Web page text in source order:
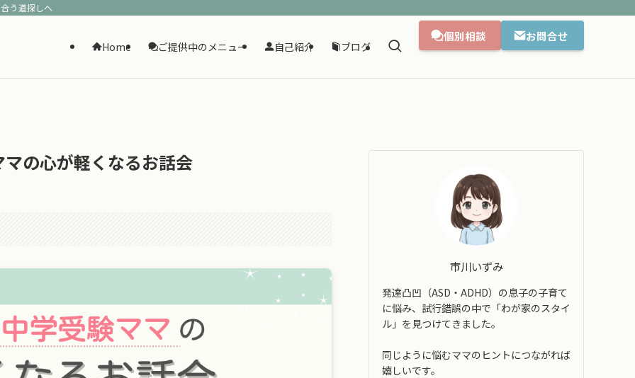
う道探しへ
Home ご提供中のメニュー 自己紹介 ブログ
個別相談 お問合せ
の心が軽くなるお話会
市川いずみ
発達凸凹（ASD・ADHD）の息子の子育て
に悩み、試行錯誤の中で「わが家のスタイ
ル」を見つけてきました。
同じように悩むママのヒントにつながれば
嬉しいです。